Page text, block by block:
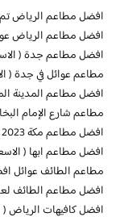
افضل مطاعم الرياض تم
افضل مطاعم الرياض
افضل مطاعم جدة (
مطاعم عوائل في جدة (
افضل مطاعم المدينة
مطاعم شارع الإمام البخاري
افضل مطاعم مكة 2023
افضل مطاعم ابها (
مطاعم الطائف عوائل افضل 10
افضل مطاعم الطائف لعام
افضل كافيهات الرياض (